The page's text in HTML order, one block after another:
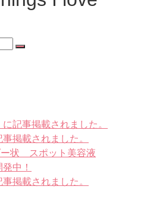
に記事掲載されました。
事掲載されました。
ー状 スポット美容液
中！
事掲載されました。